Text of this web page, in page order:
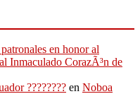
en honor al
Inmaculado CorazÃ³n de
???????? en Noboa